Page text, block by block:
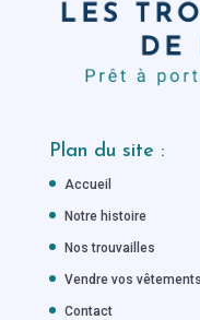
Plan du site :
Accueil
Notre histoire
Nos trouvailles
Vendre vos vêtements
Contact